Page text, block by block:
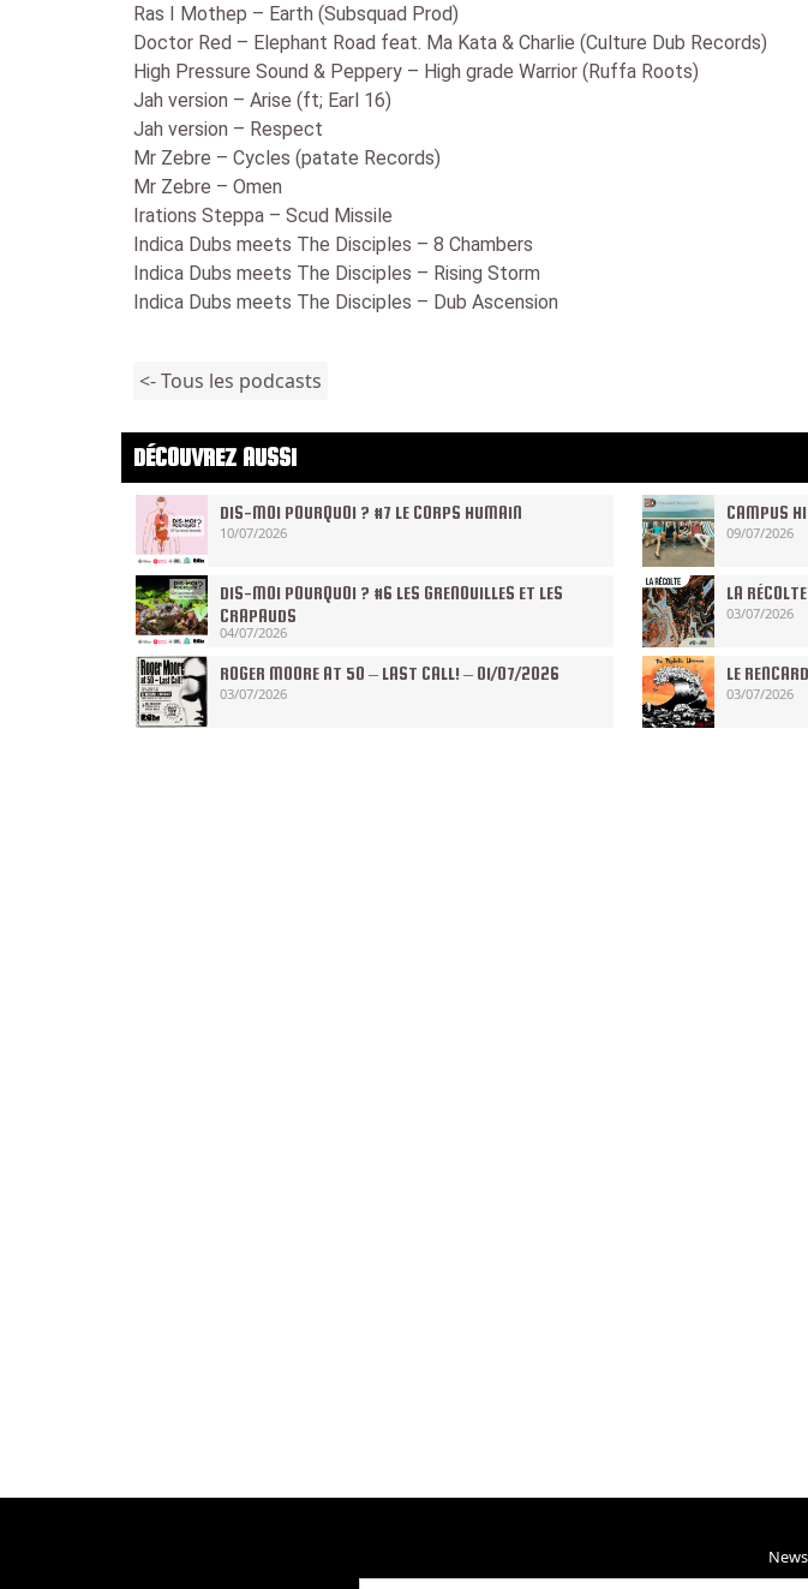
Ras I Mothep – Earth (Subsquad Prod)
Doctor Red – Elephant Road feat. Ma Kata & Charlie (Culture Dub Records)
High Pressure Sound & Peppery – High grade Warrior (Ruffa Roots)
Jah version – Arise (ft; Earl 16)
Jah version – Respect
Mr Zebre – Cycles (patate Records)
Mr Zebre – Omen
Irations Steppa – Scud Missile
Indica Dubs meets The Disciples – 8 Chambers
Indica Dubs meets The Disciples – Rising Storm
Indica Dubs meets The Disciples – Dub Ascension
<- Tous les podcasts
DÉCOUVREZ AUSSI
DIS-MOI POURQUOI ? #7 LE CORPS HUMAIN
10/07/2026
CAMPUS
09/07/2026
DIS-MOI POURQUOI ? #6 LES GRENOUILLES ET LES
CRAPAUDS
04/07/2026
LA
03/07/2026
ROGER MOORE AT 50 – LAST CALL! – 01/07/2026
03/07/2026
LE
03/07/2026